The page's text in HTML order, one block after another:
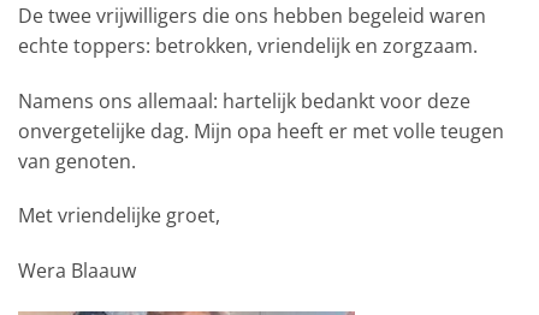
De twee vrijwilligers die ons hebben begeleid waren
echte toppers: betrokken, vriendelijk en zorgzaam.
Namens ons allemaal: hartelijk bedankt voor deze
onvergetelijke dag. Mijn opa heeft er met volle teugen
van genoten.
Met vriendelijke groet,
Wera Blaauw